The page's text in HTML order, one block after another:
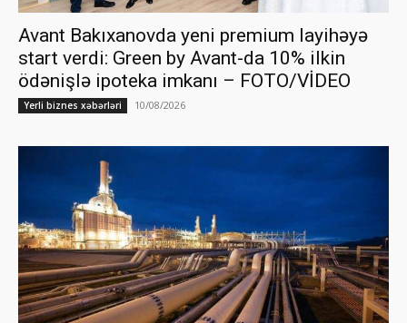
Avant Bakıxanovda yeni premium layihəyə
start verdi: Green by Avant-da 10% ilkin
ödənişlə ipoteka imkanı – FOTO/VİDEO
Yerli biznes xəbərləri 10/08/2026